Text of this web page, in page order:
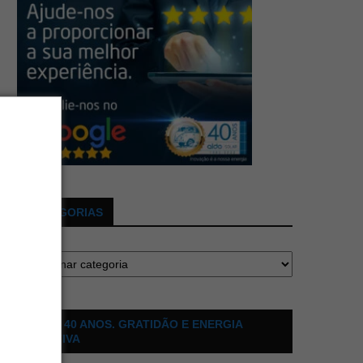
CATEGORIAS
ALDO 40 ANOS. GRATIDÃO E ENERGIA
POSITIVA